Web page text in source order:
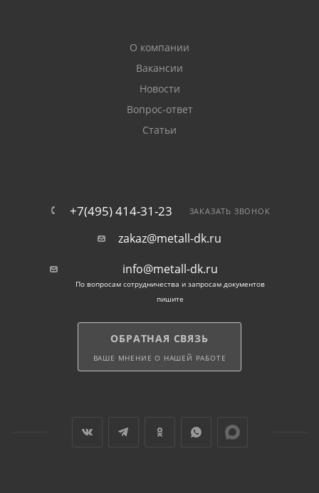
О компании
Вакансии
Новости
Вопрос-ответ
Статьи
+7(495) 414-31-23 ЗАКАЗАТЬ ЗВОНОК
zakaz@metall-dk.ru
info@metall-dk.ru
По вопросам сотрудничества и запросам документов
пишите
ОБРАТНАЯ СВЯЗЬ
ВАШЕ МНЕНИЕ О НАШЕЙ РАБОТЕ